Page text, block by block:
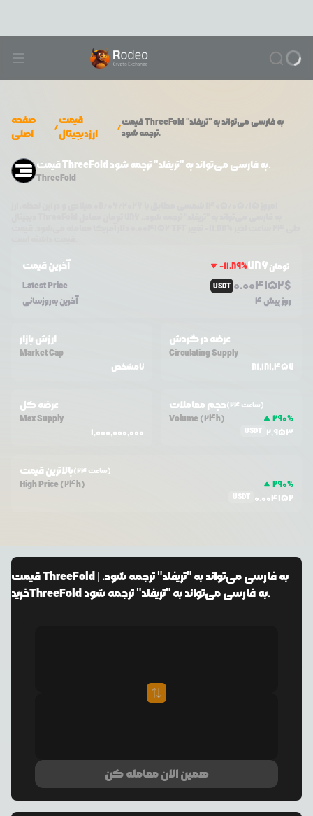
صفحه
اصلی
/
قیمت
ارزدیجیتال
/ قیمتThreeFold به فارسی می‌تواند به "تریفلد"
ترجمه شود.
قیمت ThreeFold به فارسی می‌تواند به "تریفلد" ترجمه شود.
ThreeFold
آخرین قیمت -11.89%786تومان
Latest Price
USDT 0.004152$
آخرین به‌روزسانی 4 روز پیش
ارزش بازار
Market Cap
نامشخص
عرضه در گردش
Circulating Supply
81,181,457
عرضه کل
Max Supply
1,000,000,000
حجم معاملات (24 ساعت)
Volume (24h) 290%
USDT 2,953
بالاترین قیمت (24 ساعت)
High Price (24h) 290%
USDT 0.004152
ThreeFold به فارسی می‌تواند به "تریفلد" ترجمه شود. |
خرید
ThreeFold به فارسی می‌تواند به "تریفلد" ترجمه شود.
همین الان معامله کن